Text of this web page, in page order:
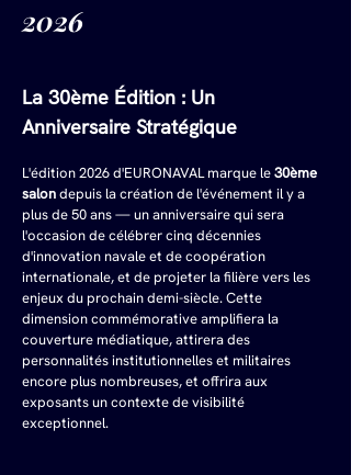
2026
La 30ème Édition : Un
Anniversaire Stratégique
L'édition 2026 d'EURONAVAL marque le 30ème
salon depuis la création de l'événement il y a
plus de 50 ans — un anniversaire qui sera
l'occasion de célébrer cinq décennies
d'innovation navale et de coopération
internationale, et de projeter la filière vers les
enjeux du prochain demi-siècle. Cette
dimension commémorative amplifiera la
couverture médiatique, attirera des
personnalités institutionnelles et militaires
encore plus nombreuses, et offrira aux
exposants un contexte de visibilité
exceptionnel.